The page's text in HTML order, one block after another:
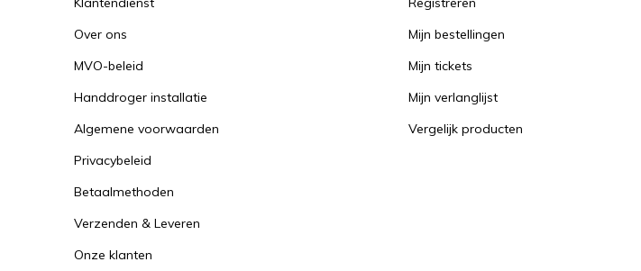
Over ons
MVO-beleid
Handdroger installatie
Algemene voorwaarden
Privacybeleid
Betaalmethoden
Verzenden & Leveren
Onze klanten
Mijn bestellingen
Mijn tickets
Mijn verlanglijst
Vergelijk producten